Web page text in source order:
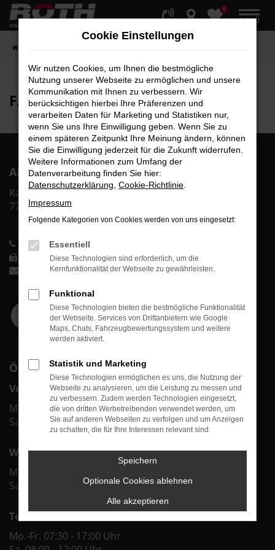
Zum
Hauptinhalt
0
MENÜ
FAHRZEUG-SHOWROOM
AR Auto Roth GmbH
Karl-Bold-Str. 2
77855 Achern
Telefon: 0 78 41-60 00-0
Telefax: 0 78 41-60 00-40
info@auto-roth.de
ÖFFNUNGSZEITEN
Verkauf
Mo.-Fr. 09:00 - 18:00 Uhr
Sa. 09:00 - 12:00 Uhr
Werkstatt & Service
Mo.-Fr. 07:30 - 18:00 Uhr
Sa. 08:00 - 12:00 Uhr
Teiledienst
Mo.-Fr. 07:30 - 17:00 Uhr
Cookie Einstellungen
Wir nutzen Cookies, um Ihnen die bestmögliche
Nutzung unserer Webseite zu ermöglichen und unsere
Kommunikation mit Ihnen zu verbessern. Wir
berücksichtigen hierbei Ihre Präferenzen und
verarbeiten Daten für Marketing und Statistiken nur,
wenn Sie uns Ihre Einwilligung geben. Wenn Sie zu
einem späteren Zeitpunkt Ihre Meinung ändern, können
Sie die Einwilligung jederzeit für die Zukunft widerrufen.
Weitere Informationen zum Umfang der
Datenverarbeitung finden Sie hier:
Datenschutzerklärung Cookie-Richtlinie
Impressum
Folgende Kategorien von Cookies werden von uns eingesetzt:
Essentiell
Diese Technologien sind erforderlich, um die
Kernfunktionalität der Webseite zu gewährleisten.
Funktional
Diese Technologien bieten die bestmögliche Funktionalität
der Webseite. Services von Drittanbietern wie Google
Maps, Chats, Fahrzeugbewertungssystem und weitere
werden aktiviert.
Statistik und Marketing
Diese Technologien ermöglichen es uns, die Nutzung der
Webseite zu analysieren, um die Leistung zu messen und
zu verbessern. Zudem werden Technologien eingesetzt,
die von dritten Werbetreibenden verwendet werden, um
Sie auf anderen Webseiten zu verfolgen und um Anzeigen
zu schalten, die für Ihre Interessen relevant sind.
Speichern
Optionale Cookies ablehnen
Alle akzeptieren